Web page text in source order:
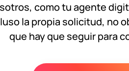
como tu agente
la propia solicitud, no
que hay que seguir para